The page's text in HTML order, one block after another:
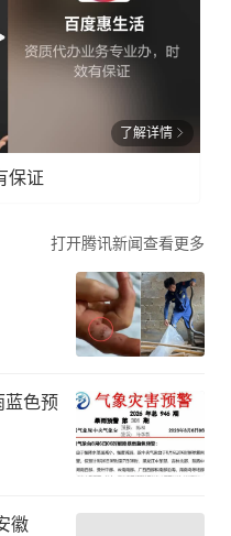
了解详情
保证
打开腾讯新闻查看更多
蓝色预
徽